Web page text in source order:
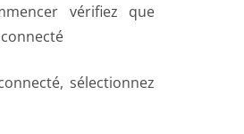
vérifiez que
sélectionnez